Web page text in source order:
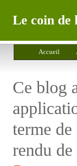
Le coin de
Accueil
Ce blog
terme
rendu